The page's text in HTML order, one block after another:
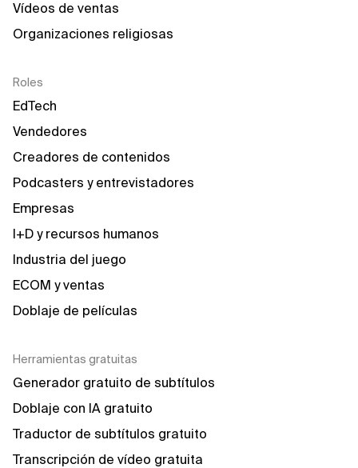
Vídeos de ventas
Organizaciones religiosas
Roles
EdTech
Vendedores
Creadores de contenidos
Podcasters y entrevistadores
Empresas
I+D y recursos humanos
Industria del juego
ECOM y ventas
Doblaje de películas
Herramientas gratuitas
Generador gratuito de subtítulos
Doblaje con IA gratuito
Traductor de subtítulos gratuito
Transcripción de vídeo gratuita